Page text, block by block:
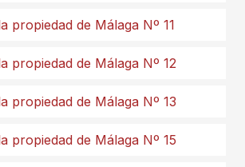
propiedad de Málaga Nº 11
propiedad de Málaga Nº 12
propiedad de Málaga Nº 13
propiedad de Málaga Nº 15